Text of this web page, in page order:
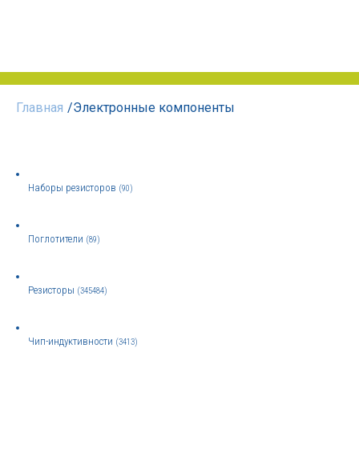
Главная /Электронные компоненты
Наборы резисторов (90)
Поглотители (89)
Резисторы (345484)
Чип-индуктивности (3413)